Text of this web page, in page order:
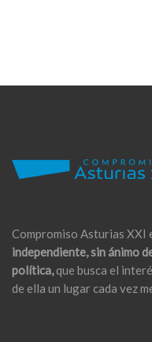
Compromiso Asturias XXI
independiente, sin ánimo
política,que busca el
de ella un lugar cada vez